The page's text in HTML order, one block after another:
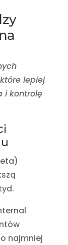
lepiej
i kontrolę
najmniej